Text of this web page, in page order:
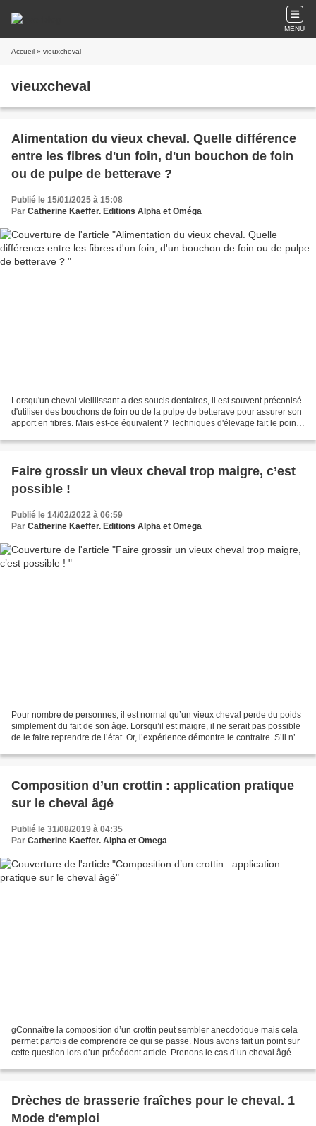
MENU
Accueil » vieuxcheval
vieuxcheval
Alimentation du vieux cheval. Quelle différence
entre les fibres d'un foin, d'un bouchon de foin
ou de pulpe de betterave ?
Publié le 15/01/2025 à 15:08
Par Catherine Kaeffer. Editions Alpha et Oméga
Lorsqu'un cheval vieillissant a des soucis dentaires, il est souvent préconisé
d'utiliser des bouchons de foin ou de la pulpe de betterave pour assurer son
apport en fibres. Mais est-ce équivalent ? Techniques d'élevage fait le point.
Faire grossir un vieux cheval trop maigre, c’est
possible !
Publié le 14/02/2022 à 06:59
Par Catherine Kaeffer. Editions Alpha et Omega
Pour nombre de personnes, il est normal qu’un vieux cheval perde du poids
simplement du fait de son âge. Lorsqu’il est maigre, il ne serait pas possible
de le faire reprendre de l’état. Or, l’expérience démontre le contraire. S’il n’y
Composition d’un crottin : application pratique
sur le cheval âgé
Publié le 31/08/2019 à 04:35
Par Catherine Kaeffer. Alpha et Omega
gConnaître la composition d’un crottin peut sembler anecdotique mais cela
permet parfois de comprendre ce qui se passe. Nous avons fait un point sur
cette question lors d’un précédent article. Prenons le cas d’un cheval âgé
Drèches de brasserie fraîches pour le cheval. 1
Mode d'emploi